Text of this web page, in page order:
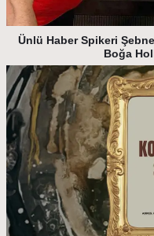
Ünlü Haber Spikeri
Boğa